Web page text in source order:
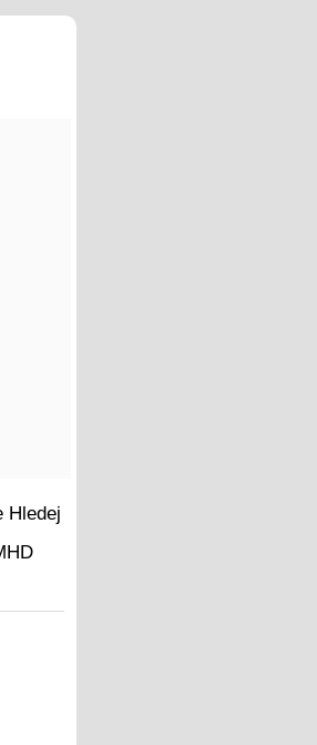
Hledej